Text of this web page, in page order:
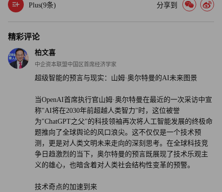
Plus(9条) 分享到
精彩评论
柏文喜
中企资本联盟中国区首席经济学家
超级智能的预言与现实：山姆·奥尔特曼的AI未来图景
当OpenAI首席执行官山姆·奥尔特曼在最近的一次采访中宣
称"AI将在2030年前超越人类智力"时，这位被誉
为"ChatGPT之父"的科技领袖再次将人工智能发展的终极命
题推向了全球舆论的风口浪尖。这不仅仅是一个技术预
测，更是对人类文明未来走向的深刻思考。在全球科技竞
争日趋激烈的当下，奥尔特曼的预言既展现了技术乐观主
义的雄心，也暗含着对人类社会结构性变革的预警。
技术奇点的加速到来